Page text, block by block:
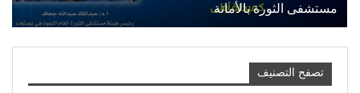
مستشفى الثورة بالأمانة
تصفح التصنيف